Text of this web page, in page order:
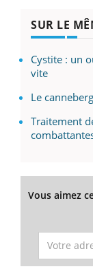
SUR LE
Cystite : un
vite
Le
Traitement
Vous aimez